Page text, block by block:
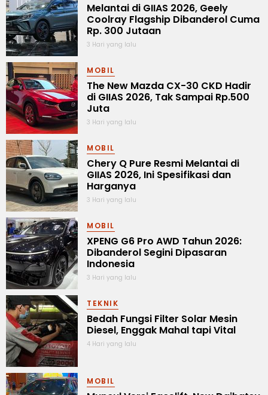
Melantai di GIIAS 2026, Geely
Coolray Flagship Dibanderol Cuma
Rp. 300 Jutaan
3 Hari yang lalu
MOBIL
The New Mazda CX-30 CKD Hadir
di GIIAS 2026, Tak Sampai Rp.500
Juta
3 Hari yang lalu
MOBIL
Chery Q Pure Resmi Melantai di
GIIAS 2026, Ini Spesifikasi dan
Harganya
3 Hari yang lalu
MOBIL
XPENG G6 Pro AWD Tahun 2026:
Dibanderol Segini Dipasaran
Indonesia
3 Hari yang lalu
TEKNIK
Bedah Fungsi Filter Solar Mesin
Diesel, Enggak Mahal tapi Vital
4 Hari yang lalu
MOBIL